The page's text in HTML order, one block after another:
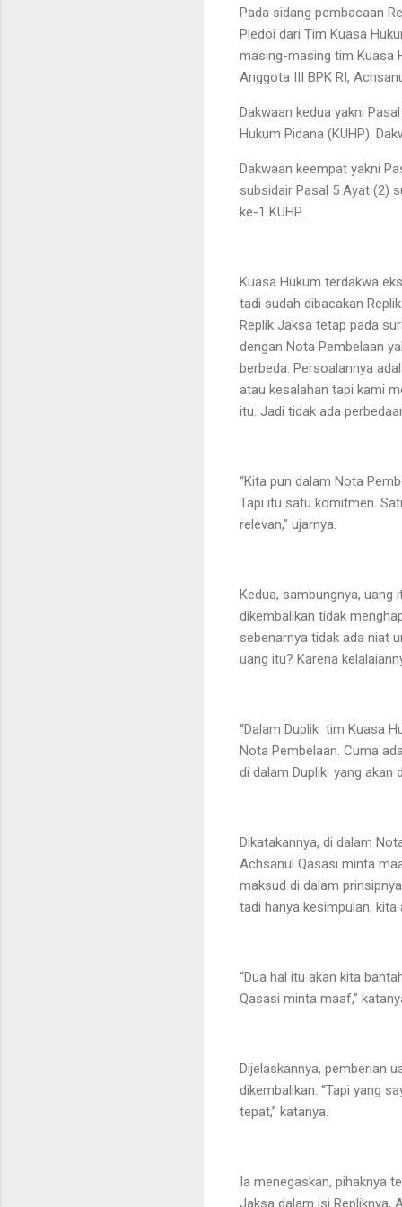
Pada sidang pembacaan
Pledoi dari Tim Kuasa
masing-masing tim Kuasa
Anggota III BPK RI,
Dakwaan kedua yakni
Hukum Pidana (KUHP).
Dakwaan keempat yakni
subsidair Pasal 5 Ayat (2)
ke-1 KUHP.
Kuasa Hukum terdakwa
tadi sudah dibacakan
Replik Jaksa tetap pada
dengan Nota Pembelaan
berbeda. Persoalannya
atau kesalahan tapi kami
itu. Jadi tidak ada
“Kita pun dalam Nota
Tapi itu satu komitmen.
relevan,” ujarnya.
Kedua, sambungnya, uang
dikembalikan tidak
sebenarnya tidak ada niat
uang itu? Karena
“Dalam Duplik tim Kuasa
Nota Pembelaan. Cuma
di dalam Duplik yang akan
Dikatakannya, di dalam
Achsanul Qasasi minta
maksud di dalam
tadi hanya kesimpulan,
“Dua hal itu akan kita
Qasasi minta maaf,”
Dijelaskannya, pemberian
dikembalikan. “Tapi yang
tepat,” katanya.
Ia menegaskan, pihaknya
Jaksa dalam isi Repliknya,